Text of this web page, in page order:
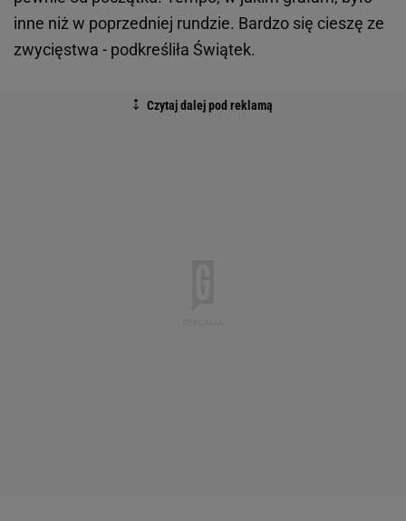
inne niż w poprzedniej rundzie. Bardzo się cieszę ze
zwycięstwa - podkreśliła Świątek.